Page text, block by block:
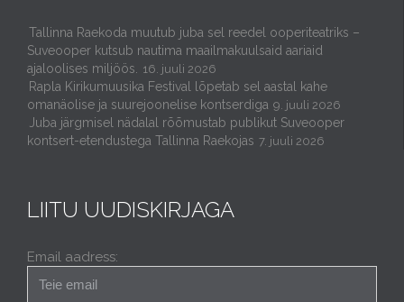
Tallinna Raekoda muutub juba sel reedel ooperiteatriks –
Suveooper kutsub nautima maailmakuulsaid aariaid
ajaloolises miljöös.
16. juuli 2026
Rapla Kirikumuusika Festival lõpetab sel aastal kahe
omanäolise ja suurejoonelise kontserdiga 9. juuli 2026
Juba järgmisel nädalal rõõmustab publikut Suveooper
kontsert-etendustega Tallinna Raekojas 7. juuli 2026
LIITU UUDISKIRJAGA
Email aadress: